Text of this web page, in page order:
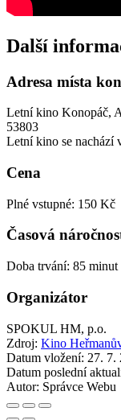
Další
Adresa místa
Letní kino Konopáč,
53803
Letní kino se nachází
Cena
Plné vstupné: 150 Kč
Časová
Doba trvání: 85 minut
Organizátor
SPOKUL HM, p.o.
Zdroj: Kino
Datum vložení: 27. 7.
Datum poslední
Autor: Správce Webu